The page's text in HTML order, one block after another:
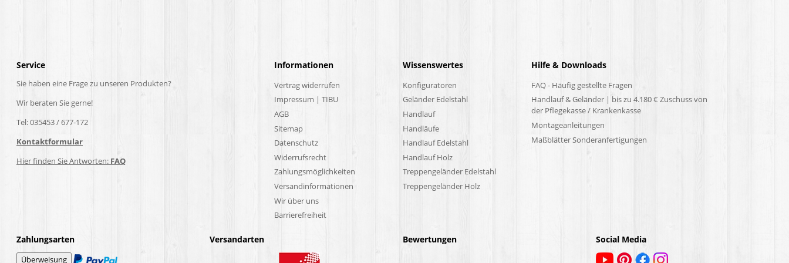
Service
Sie haben eine Frage zu unseren Produkten?
Wir beraten Sie gerne!
Tel: 035453 / 677-172
Kontaktformular
Hier finden Sie Antworten: FAQ
Informationen
Vertrag widerrufen
Impressum | TIBU
AGB
Sitemap
Datenschutz
Widerrufsrecht
Zahlungsmöglichkeiten
Versandinformationen
Wir über uns
Barrierefreiheit
Wissenswertes
Konfiguratoren
Geländer Edelstahl
Handlauf
Handläufe
Handlauf Edelstahl
Handlauf Holz
Treppengeländer Edelstahl
Treppengeländer Holz
Hilfe & Downloads
FAQ - Häufig gestellte Fragen
Handlauf & Geländer | bis zu 4.180 € Zuschuss von
der Pflegekasse / Krankenkasse
Montageanleitungen
Maßblätter Sonderanfertigungen
Zahlungsarten Versandarten Bewertungen Social Media